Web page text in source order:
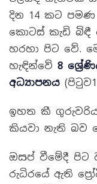
දින 14 කට
කොටස් කැඩි බිඳී
හරහා පිට වේ.
හැඳින්වේ 8
අධ්‍යාපනය
ඉහත කී
කියවා නැති බව
ඔසප් වීමේදී පිට
රුධිරයේ ඇති